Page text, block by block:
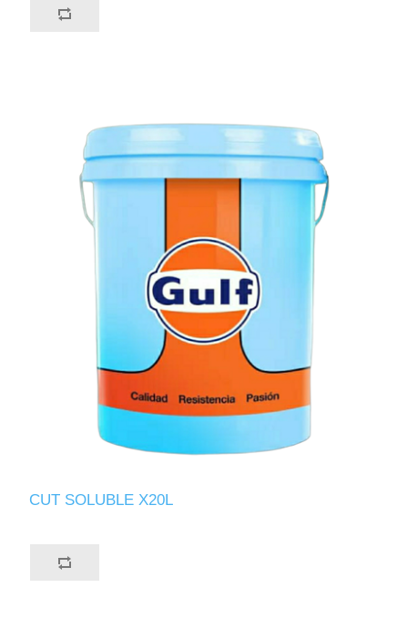
CUT SOLUBLE X20L